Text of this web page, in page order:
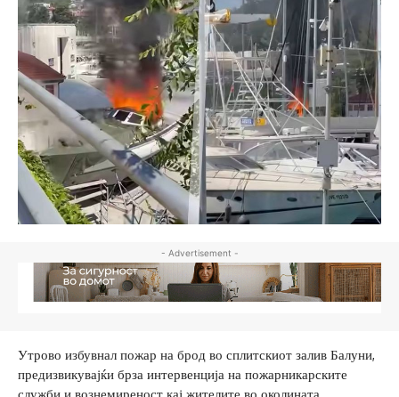
- Advertisement -
Утрово избувнал пожар на брод во сплитскиот залив Балуни,
предизвикувајќи брза интервенција на пожарникарските